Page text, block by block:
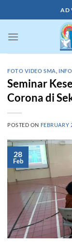
to
AD
FOTO VIDEO SMA
Seminar
Corona di
POSTED ON FEBRUARY
28
Feb